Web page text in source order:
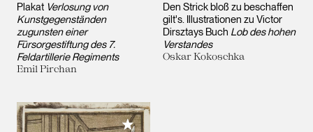
Plakat Verlosung von
Kunstgegenständen
zugunsten einer
Fürsorgestiftung des 7.
Feldartillerie Regiments
Emil Pirchan
Den Strick bloß zu beschaffen
gilt's. Illustrationen zu Victor
Dirsztays Buch Lob des hohen
Verstandes
Oskar Kokoschka
Meiner Sammlung hinzufügen